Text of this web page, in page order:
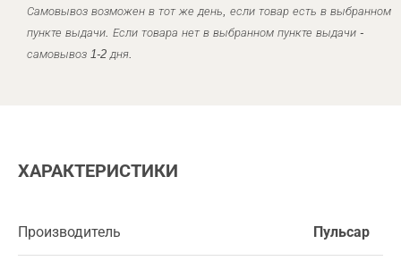
Самовывоз возможен в тот же день, если товар есть в выбранном
пункте выдачи. Если товара нет в выбранном пункте выдачи -
самовывоз 1-2 дня.
ХАРАКТЕРИСТИКИ
Производитель Пульсар